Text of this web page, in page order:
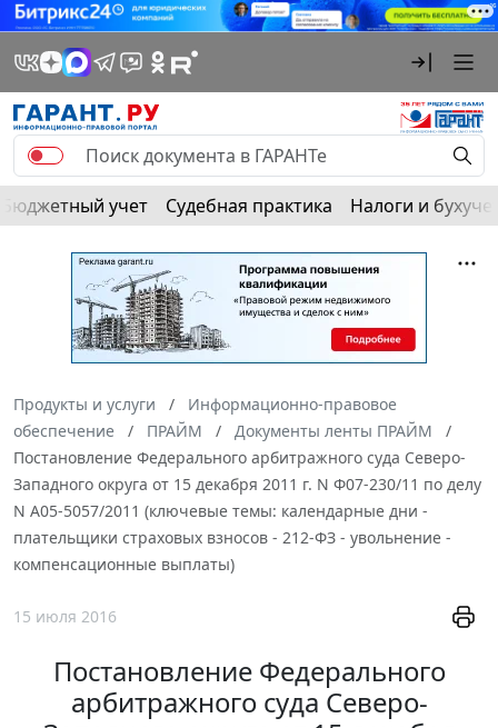
Бюджетный учет Судебная практика Налоги и
Продукты и услуги
Информационно-правовое
обеспечение
ПРАЙМ
Документы ленты ПРАЙМ
Постановление Федерального арбитражного суда Северо-
Западного округа от 15 декабря 2011 г. N Ф07-230/11 по делу
N А05-5057/2011 (ключевые темы: календарные дни -
плательщики страховых взносов - 212-ФЗ - увольнение -
компенсационные выплаты)
15 июля 2016
Постановление Федерального
арбитражного суда Северо-